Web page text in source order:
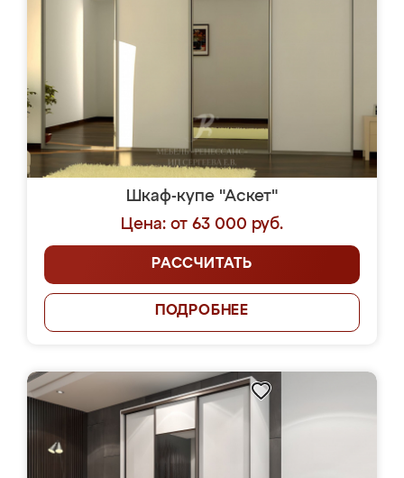
Шкаф-купе "Аскет"
Цена: от 63 000 руб.
РАССЧИТАТЬ
ПОДРОБНЕЕ